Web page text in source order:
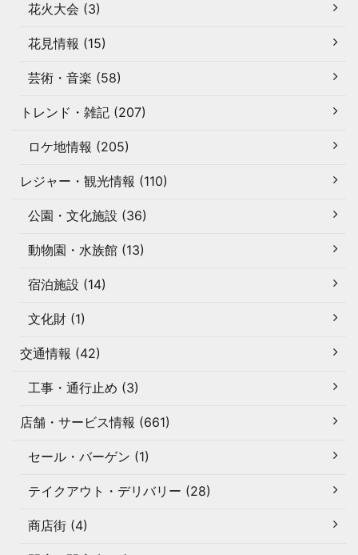
花火大会 (3)
花見情報 (15)
芸術・音楽 (58)
トレンド・雑記 (207)
ロケ地情報 (205)
レジャー・観光情報 (110)
公園・文化施設 (36)
動物園・水族館 (13)
宿泊施設 (14)
文化財 (1)
交通情報 (42)
工事・通行止め (3)
店舗・サービス情報 (661)
セール・バーゲン (1)
テイクアウト・デリバリー (28)
商店街 (4)